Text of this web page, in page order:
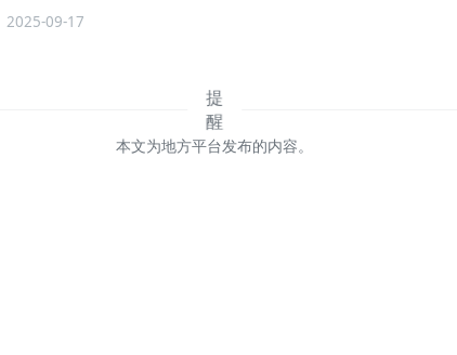
2025-09-17
本文为地方平台发布的内容。